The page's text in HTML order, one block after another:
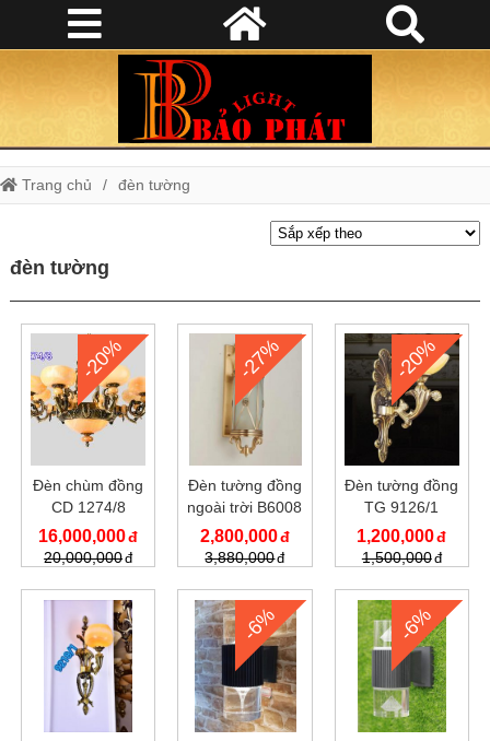
Trang chủ đèn tường
đèn tường
-20%
Đèn chùm đồng
CD 1274/8
16,000,000
20,000,000
-27%
Đèn tường đồng
ngoài trời B6008
2,800,000
3,880,000
-20%
Đèn tường đồng
TG 9126/1
1,200,000
1,500,000
-6% -6%